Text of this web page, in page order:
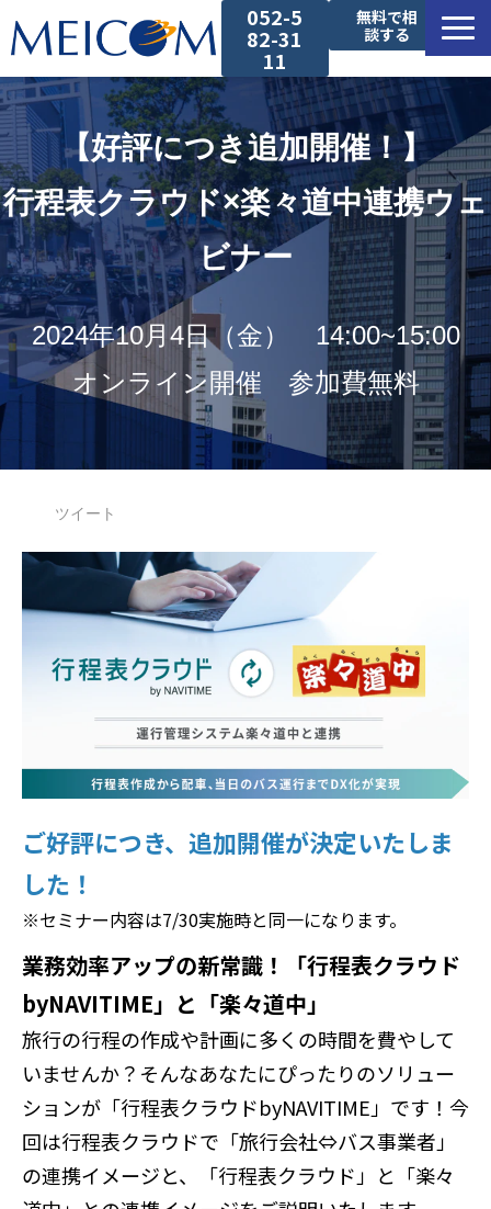
052-5
82-31
11
無料で相
談する
サービス一覧
導入事例
セミナー
コラム
お役立ち資料
【好評につき追加開催！】
行程表クラウド×楽々道中連携ウェ
ビナー
2024年10月4日（金）　14:00~15:00
オンライン開催　参加費無料
ツイート
ご好評につき、追加開催が決定いたしま
した！
※セミナー内容は7/30実施時と同一になります。
業務効率アップの新常識！「行程表クラウド
byNAVITIME」と「楽々道中」
旅行の行程の作成や計画に多くの時間を費やして
いませんか？そんなあなたにぴったりのソリュー
ションが「行程表クラウドbyNAVITIME」です！今
回は行程表クラウドで「旅行会社⇔バス事業者」
の連携イメージと、「行程表クラウド」と「楽々